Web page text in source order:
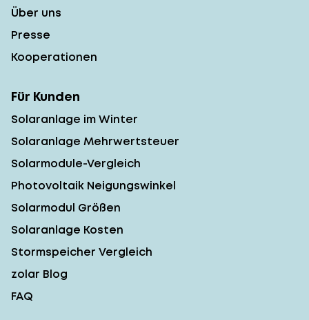
Über uns
Presse
Kooperationen
Für Kunden
Solaranlage im Winter
Solaranlage Mehrwertsteuer
Solarmodule-Vergleich
Photovoltaik Neigungswinkel
Solarmodul Größen
Solaranlage Kosten
Stormspeicher Vergleich
zolar Blog
FAQ